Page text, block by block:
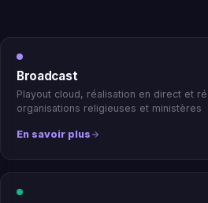
Broadcast
Playout cloud, réalisation en direct et
organisations religieuses et ministères
En savoir plus